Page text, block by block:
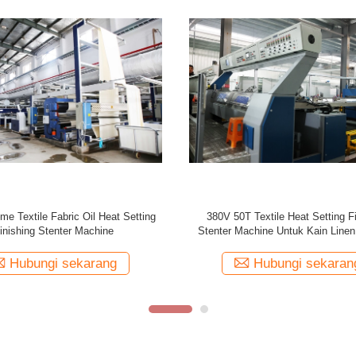
Gas Heated Fabric Heat Setting
Untuk Kain Katun 80m / Min
Hubungi sekarang
Sirkulasi Udara Panas
Hot Air Stenter Dyeing Finishing
Hubungi